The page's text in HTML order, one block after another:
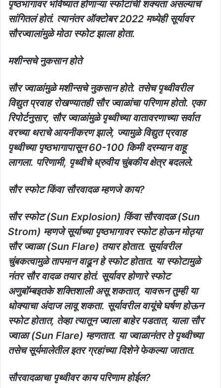
पृष्ठभागावर भविष्यात होणाऱ्या स्फोटांची शक्यता असल्याचं
सांगितलं होतं. त्यानंतर ऑक्टोबर 2022 मध्येही सूर्यावर
सौरज्वालांमुळे मोठा स्फोट झाला होता.
मशीन्सचे नुकसान होते
सौर ज्वाळांमुळे मशीन्सचे नुकसान होते. तसेच पृथ्वीवरील
विद्युत प्रवाह रोखण्यातही सौर ज्वाळांचा परिणाम होतो. एका
रिपोर्टनुसार, सौर ज्वाळांमुळे पृथ्वीच्या वातावरणाच्या सर्वात
वरच्या थराचे आयनीकरण झाले, ज्यामुळे विद्युत प्रवाह
पृथ्वीच्या पृष्ठभागापासून 60-100 किमी दरम्यान वाहू
लागला. परिणामी, पृथ्वीचे ध्रुवीय चुंबकीय क्षेत्र बदलले.
सौर स्फोट किंवा सौरवादळ म्हणजे काय?
सौर स्फोट (Sun Explosion) किंवा सौरवादळ (Sun
Strom) म्हणजे सूर्याच्या पृष्ठभागावर स्फोट होऊन मोठ्या
सौर ज्वाळा (Sun Flare) तयार होतात. सूर्यावरील
चुंबकत्वामुळे तापमान वाढून हे स्फोट होतात. या स्फोटामुळे
नंतर सौर वादळ तयार होतं. सूर्यावर होणारे स्फोट
अणुबॉम्बइतके शक्तिशाली असू शकतात, यावरून तुम्ही या
धोक्याचा अंदाज लावू शकता. सूर्यावरील वायूंचे घर्षण होऊन
स्फोट होतात, तेव्हा त्यातून ज्वाला बाहेर पडतात, याला सौर
ज्वाळा (Sun Flare) म्हणतात. या ज्वाळानंतर ते पृथ्वीच्या
तसेच सूर्यमालेतील इतर ग्रहांच्या दिशेने फेकल्या जातात.
सौरवादळाचा पृथ्वीवर काय परिणाम होईल?